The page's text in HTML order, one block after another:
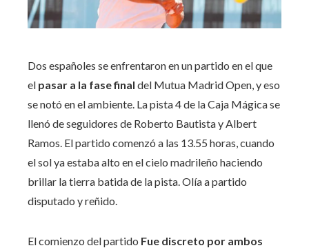
Dos españoles se enfrentaron en un partido en el que
el pasar a la fase final del Mutua Madrid Open, y eso
se notó en el ambiente. La pista 4 de la Caja Mágica se
llenó de seguidores de Roberto Bautista y Albert
Ramos. El partido comenzó a las 13.55 horas, cuando
el sol ya estaba alto en el cielo madrileño haciendo
brillar la tierra batida de la pista. Olía a partido
disputado y reñido.
El comienzo del partido Fue discreto por ambos